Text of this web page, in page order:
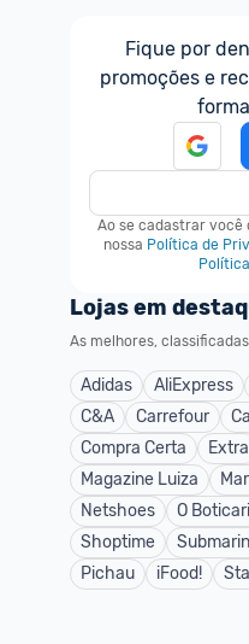
Fique por
promoções e
Ao se cadastrar você
nossa Política de
Lojas em
As melhores,
Adidas AliExpress
C&A
Carrefour
Compra Certa
Extra
Magazine Luiza
Netshoes
O
Shoptime
Pichau
iFood!